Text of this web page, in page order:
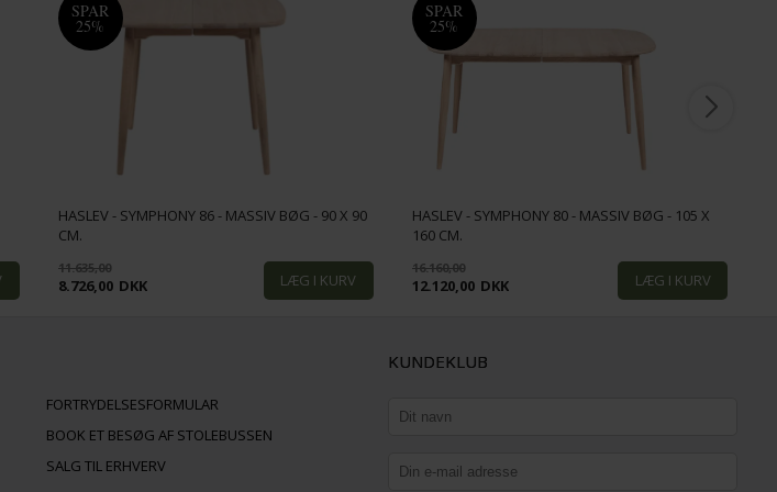
SPAR
25%
HASLEV - SYMPHONY 86 - MASSIV BØG - 90 X 90
CM.
11.635,00
8.726,00 DKK
SPAR
25%
HASLEV - SYMPHONY 80 - MASSIV BØG - 105 X
160 CM.
16.160,00
12.120,00 DKK
FORTRYDELSESFORMULAR
BOOK ET BESØG AF STOLEBUSSEN
SALG TIL ERHVERV
KUNDEKLUB